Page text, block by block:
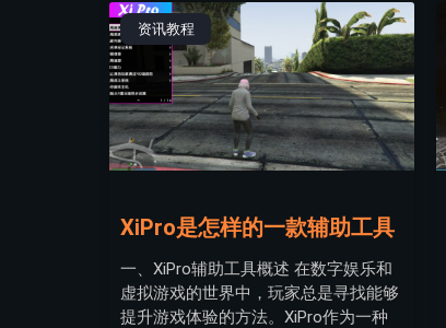
资讯教程
XiPro是怎样的一款辅助工具
一、XiPro辅助工具概述 在数字娱乐和
虚拟游戏的世界中，玩家总是寻找能够
提升游戏体验的方法。XiPro作为一种